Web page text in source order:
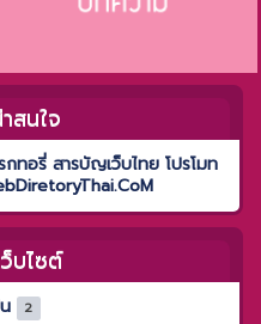
สนใจ
ทอรี่ สารบัญเว็บไทย โปรโมท
บไซต์
2